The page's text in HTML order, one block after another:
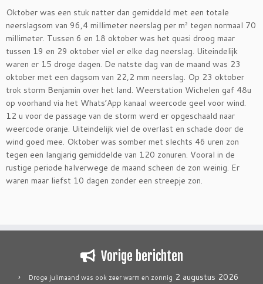
Oktober was een stuk natter dan gemiddeld met een totale
neerslagsom van 96,4 millimeter neerslag per m² tegen normaal 70
millimeter. Tussen 6 en 18 oktober was het quasi droog maar
tussen 19 en 29 oktober viel er elke dag neerslag. Uiteindelijk
waren er 15 droge dagen. De natste dag van de maand was 23
oktober met een dagsom van 22,2 mm neerslag. Op 23 oktober
trok storm Benjamin over het land. Weerstation Wichelen gaf 48u
op voorhand via het Whats’App kanaal weercode geel voor wind.
12 u voor de passage van de storm werd er opgeschaald naar
weercode oranje. Uiteindelijk viel de overlast en schade door de
wind goed mee. Oktober was somber met slechts 46 uren zon
tegen een langjarig gemiddelde van 120 zonuren. Vooral in de
rustige periode halverwege de maand scheen de zon weinig. Er
waren maar liefst 10 dagen zonder een streepje zon.
Vorige berichten
Droge julimaand was ook zeer warm en zonnig 2 augustus 2026